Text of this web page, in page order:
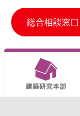
総合相談窓口
建築研究本部